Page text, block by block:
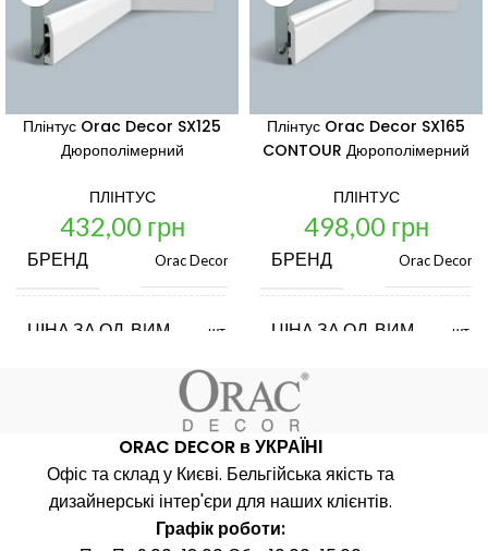
Плінтус Orac Decor SX125
Дюрополімерний
ПЛІНТУС
432,00 грн
БРЕНД Orac Decor
ЦІНА ЗА ОД. ВИМ. шт.
КРАЇНА ВИРОБНИК Бельгія
ДОВЖИНА, ММ 2000
69
Плінтус Orac Decor SX165
CONTOUR Дюрополімерний
ПЛІНТУС
498,00 грн
БРЕНД Orac Decor
ЦІНА ЗА ОД. ВИМ. шт.
КРАЇНА ВИРОБНИК
ДОВЖИНА, ММ
ORAC DECOR в УКРАЇНІ
Офіс та склад у Києві. Бельгійська якість та
дизайнерські інтер'єри для наших клієнтів.
Графік роботи: